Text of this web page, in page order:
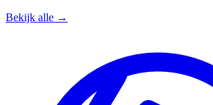
Bekijk alle →